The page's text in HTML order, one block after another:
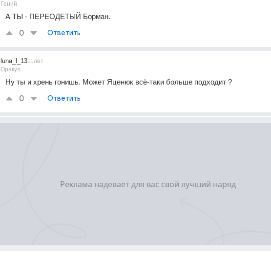
Гений
А ТЫ - ПЕРЕОДЕТЫЙ Борман.
0 Ответить
luna_l_13
Оракул
11лет
Ну ты и хрень гонишь. Может Яценюк всё-таки больше подходит ?
0 Ответить